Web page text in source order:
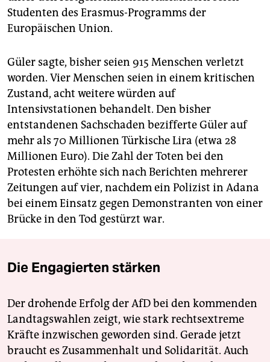
Studenten des Erasmus-Programms der
Europäischen Union.
Güler sagte, bisher seien 915 Menschen verletzt
worden. Vier Menschen seien in einem kritischen
Zustand, acht weitere würden auf
Intensivstationen behandelt. Den bisher
entstandenen Sachschaden bezifferte Güler auf
mehr als 70 Millionen Türkische Lira (etwa 28
Millionen Euro). Die Zahl der Toten bei den
Protesten erhöhte sich nach Berichten mehrerer
Zeitungen auf vier, nachdem ein Polizist in Adana
bei einem Einsatz gegen Demonstranten von einer
Brücke in den Tod gestürzt war.
Die Engagierten stärken
Der drohende Erfolg der AfD bei den kommenden
Landtagswahlen zeigt, wie stark rechtsextreme
Kräfte inzwischen geworden sind. Gerade jetzt
braucht es Zusammenhalt und Solidarität. Auch